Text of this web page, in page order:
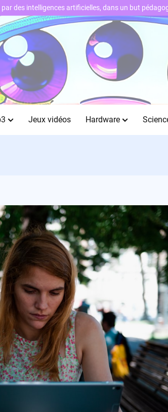
Jeux vidéos Hardware
des intelligences artificielles, dans un but